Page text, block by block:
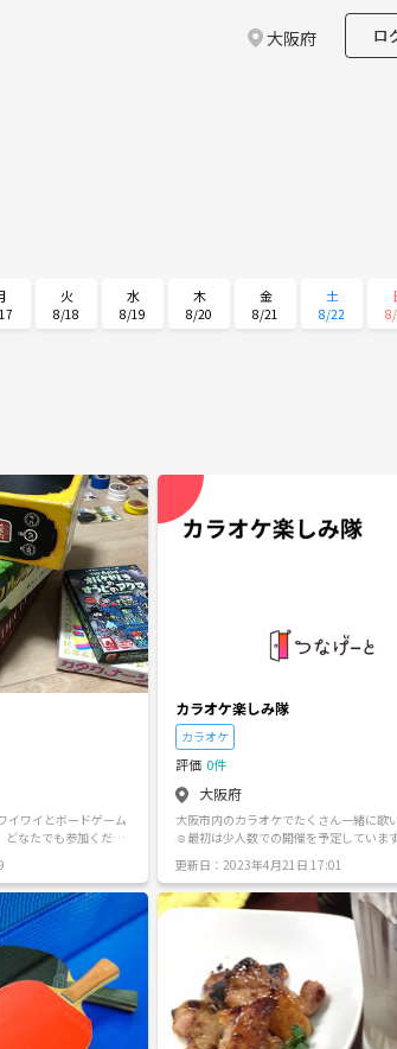
大阪府 ロ
火
8/18
水
8/19
木
8/20
金
8/21
土
8/22
イワイとボードゲーム
で激弱人狼会やってます🐤
カラオケ楽しみ隊
カラオケ
評価 0件
大阪府
大阪市内のカラオケでたくさん一緒に歌
☺️最初は少人数での開催を予定していま
場所:予定では梅田or天王寺or心斎橋orな
吹田 費用：カラオケ代のみ どうぞよろしくお願いしま
す！
更新日：2023年4月21日 17:01